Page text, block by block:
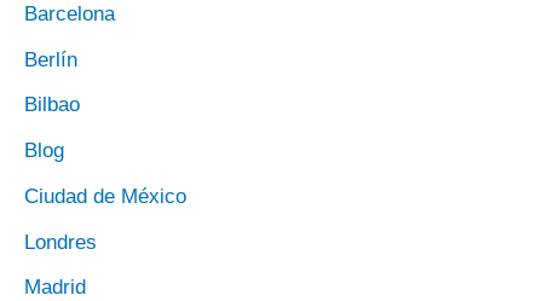
Barcelona
Berlín
Bilbao
Blog
Ciudad de México
Londres
Madrid